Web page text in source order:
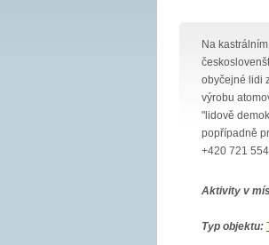
Na
obyčejné lidi
výrobu
"lidově
popřípadně
+420 721
Aktivity v
Typ objektu: